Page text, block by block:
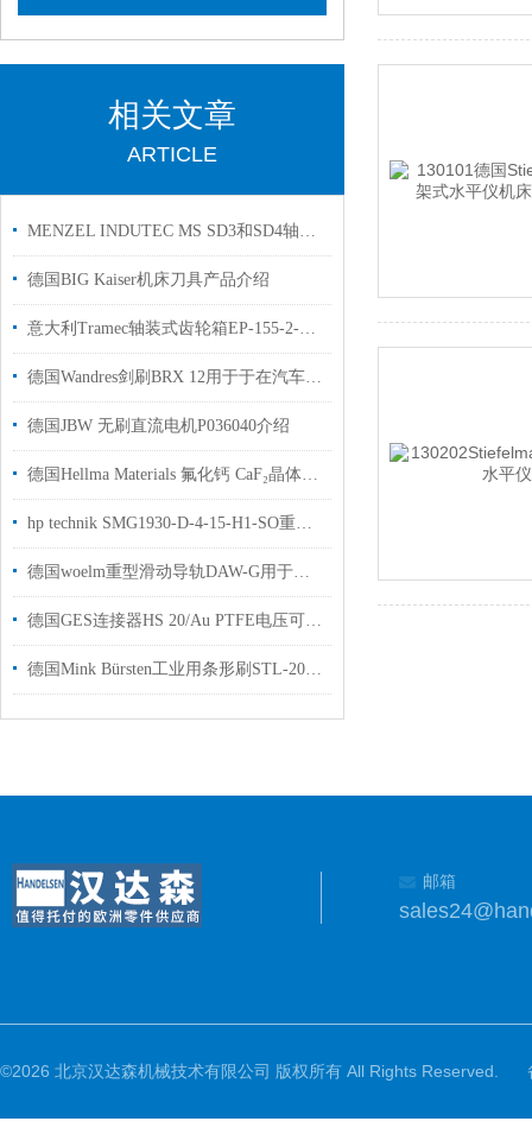
相关文章
ARTICLE
MENZEL INDUTEC MS SD3和SD4轴向喷雾头
德国BIG Kaiser机床刀具产品介绍
意大利Tramec轴装式齿轮箱EP-155-2-C-020适用于包装工业应用
德国Wandres剑刷BRX 12用于于在汽车工业生产中清洁表面授权代理
德国JBW 无刷直流电机P036040介绍
德国Hellma Materials 氟化钙 CaF₂晶体半导体全产业链应用
hp technik SMG1930-D-4-15-H1-SO重型组合油泵安装使用说明
德国woelm重型滑动导轨DAW-G用于建筑行业使用国内现货
德国GES连接器HS 20/Au PTFE电压可达12 kVDC工厂现货
德国Mink Bürsten工业用条形刷STL-2000用于工业制造行业使用
邮箱
©2026 北京汉达森机械技术有限公司 版权所有 All Rights Reserved.